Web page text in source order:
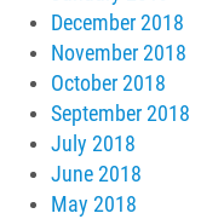
December 2018
November 2018
October 2018
September 2018
July 2018
June 2018
May 2018